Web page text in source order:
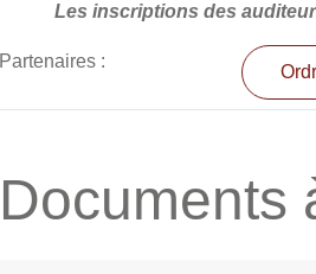
Les inscriptions des
Partenaires :
Documents